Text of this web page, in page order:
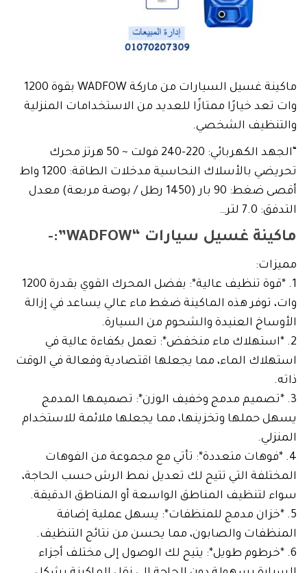
ماكينة غسيل السيارات من ماركة WADFOW بقوة 1200
وات تعد خيارًا ممتازًا للعديد من الاستخدامات المنزلية
والتنظيف الشخصي.
“الجهد الكهربائي: 220-240 فولت ~ 50 هرتز محرك
تحريضي بالأسلاك النحاسية مدخلات الطاقة: 1200 واط
أقصى ضغط: 90 بار (1450 رطل / بوصة مربعة) معدل
التدفق: 7.0 لتر…
ماكينة غسيل سيارات “WADFOW”:-
مميزات:
1. *قوة تنظيف عالية*: بفضل المحرك القوي بقدرة 1200
وات، توفر هذه الماكينة ضغط ماء عالي يساعد في إزالة
الأوساخ العنيدة والشحوم من السيارة.
2. *استهلاك ماء منخفض*: تعمل بكفاءة عالية في
استهلاك الماء، مما يجعلها اقتصادية وفعالة في الوقت
ذاته.
3. *تصميم مدمج وخفيف الوزن*: تصميمها المدمج
يسهل حملها وتخزينها، مما يجعلها ملائمة للاستخدام
المنزلي.
4. *فوهات متعددة*: تأتي مع مجموعة من الفوهات
المختلفة التي تتيح لك تعديل نمط الرش حسب الحاجة،
سواء لتنظيف المناطق الواسعة أو المناطق الدقيقة.
5. *خزان مدمج للمنظفات*: يسهل عملية إضافة
المنظفات والصابون، مما يحسن من نتائج التنظيف.
6. *خرطوم طويل*: يتيح لك الوصول إلى مختلف أجزاء